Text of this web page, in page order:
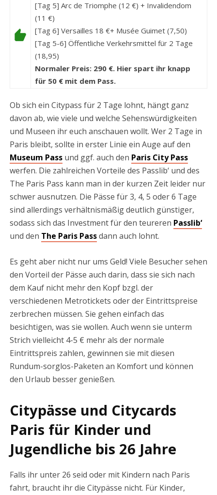
[Tag 5] Arc de Triomphe (12 €) + Invalidendom
(11 €)
[Tag 6] Versailles 18 €+ Musée Guimet (7,50)
[Tag 5-6] Öffentliche Verkehrsmittel für 2 Tage
(18,95)
Normaler Preis: 290 €. Hier spart ihr knapp
für 50 € mit dem Pass.
Ob sich ein Citypass für 2 Tage lohnt, hängt ganz
davon ab, wie viele und welche Sehenswürdigkeiten
und Museen ihr euch anschauen wollt. Wer 2 Tage in
Paris bleibt, sollte in erster Linie ein Auge auf den
Museum Pass und ggf. auch den Paris City Pass
werfen. Die zahlreichen Vorteile des Passlib‘ und des
The Paris Pass kann man in der kurzen Zeit leider nur
schwer ausnutzen. Die Pässe für 3, 4, 5 oder 6 Tage
sind allerdings verhältnismäßig deutlich günstiger,
sodass sich das Investment für den teureren Passlib‘
und den The Paris Passdann auch lohnt.
Es geht aber nicht nur ums Geld! Viele Besucher sehen
den Vorteil der Pässe auch darin, dass sie sich nach
dem Kauf nicht mehr den Kopf bzgl. der
verschiedenen Metrotickets oder der Eintrittspreise
zerbrechen müssen. Sie gehen einfach das
besichtigen, was sie wollen. Auch wenn sie unterm
Strich vielleicht 4-5 € mehr als der normale
Eintrittspreis zahlen, gewinnen sie mit diesen
Rundum-sorglos-Paketen an Komfort und können
den Urlaub besser genießen.
Citypässe und Citycards
Paris für Kinder und
Jugendliche bis 26 Jahre
Falls ihr unter 26 seid oder mit Kindern nach Paris
fahrt, braucht ihr die Citypässe nicht. Für Kinder,